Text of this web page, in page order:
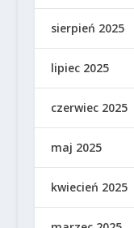
sierpień 2025
lipiec 2025
czerwiec 2025
maj 2025
kwiecień 2025